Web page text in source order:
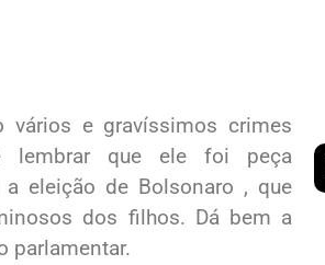
vários e gravíssimos crimes
lembrar que ele foi peça
eleição de Bolsonaro , que
dos filhos. Dá bem a
parlamentar.